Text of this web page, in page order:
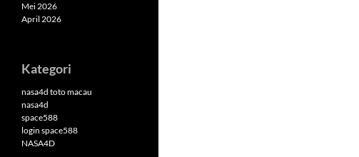
Mei 2026
April 2026
Kategori
nasa4d toto macau
nasa4d
space588
login space588
NASA4D